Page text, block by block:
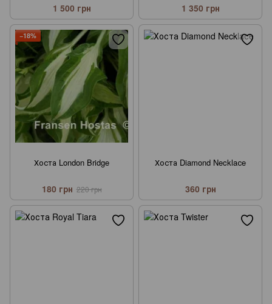
1 500 грн 1 350 грн
−18%
Хоста London Bridge
180 грн 220 грн
Хоста Diamond Necklaсe
360 грн